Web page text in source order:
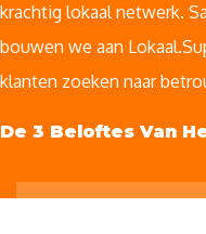
krachtig lokaal netwerk.
bouwen we aan
klanten zoeken naar
De 3 Beloftes Van